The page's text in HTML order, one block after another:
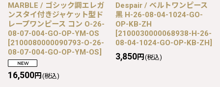
MARBLE / ゴシック調エレガ
ンスタイ付きジャケット型ド
レープワンピース コン O-26-
08-07-004-GO-OP-YM-OS
[2100080000090793-O-26-
08-07-004-GO-OP-YM-OS]
16,500円 (税込)
Despair / ベルトワンピース
黒 H-26-08-04-1024-GO-
OP-KB-ZH
[2100030000068938-H-26-
08-04-1024-GO-OP-KB-ZH]
3,850円 (税込)